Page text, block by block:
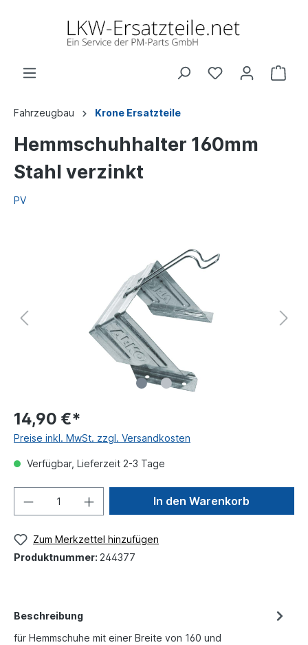
Fahrzeugbau Krone Ersatzteile
Hemmschuhhalter 160mm
Stahl verzinkt
PV
14,90 €*
Preise inkl. MwSt. zzgl. Versandkosten
Verfügbar, Lieferzeit 2-3 Tage
In den Warenkorb
Zum Merkzettel hinzufügen
Produktnummer: 244377
Beschreibung
für Hemmschuhe mit einer Breite von 160 und